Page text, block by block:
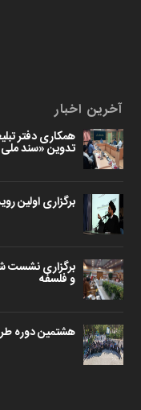
آخرین اخبار
همکاری دفتر
تدوین «سند
برگزاری اولین
برگزاری نشست
و فلسفه
هشتمین دوره